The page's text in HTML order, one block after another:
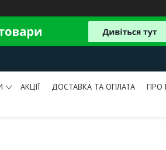
АКЦІЇ ДОСТАВКА ТА ОПЛАТА ПРО